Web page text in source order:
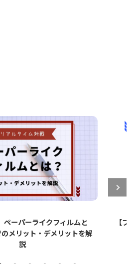
ペーパーライクフィルムと
メリット・デメリットを解
説
【